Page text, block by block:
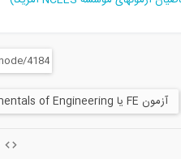
آزمون FE یا Fundamentals of Engineering